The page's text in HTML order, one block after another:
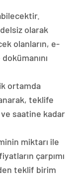
olarak
olanların, e-
ortamda
teklife
saatine kadar
miktarı ile
çarpımı
teklif birim